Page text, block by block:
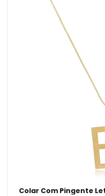
Colar Com Pingente